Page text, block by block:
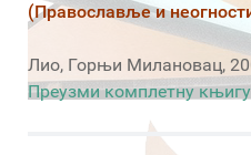
(Православље и
Лио, Горњи Милановац,
Преузми комплетну